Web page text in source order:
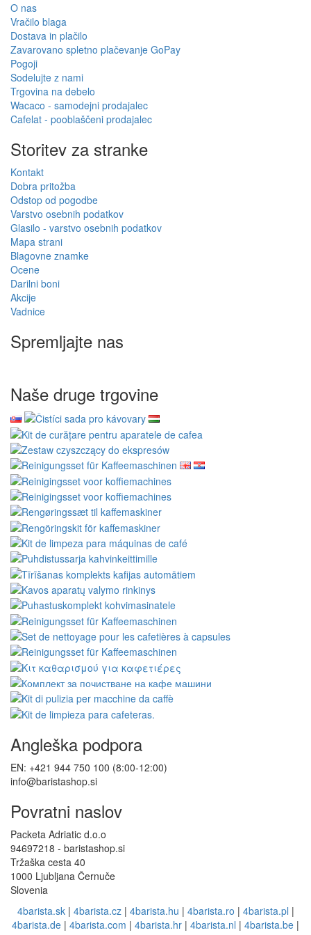
O nas
Vračilo blaga
Dostava in plačilo
Zavarovano spletno plačevanje GoPay
Pogoji
Sodelujte z nami
Trgovina na debelo
Wacaco - samodejni prodajalec
Cafelat - pooblaščeni prodajalec
Storitev za stranke
Kontakt
Dobra pritožba
Odstop od pogodbe
Varstvo osebnih podatkov
Glasilo - varstvo osebnih podatkov
Mapa strani
Blagovne znamke
Ocene
Darilni boni
Akcije
Vadnice
Spremljajte nas
Naše druge trgovine
Angleška podpora
EN: +421 944 750 100 (8:00-12:00)
info@baristashop.si
Povratni naslov
Packeta Adriatic d.o.o
94697218 - baristashop.si
Tržaška cesta 40
1000 Ljubljana Černuče
Slovenia
4barista.sk| 4barista.cz| 4barista.hu | 4barista.ro | 4barista.pl |
4barista.de | 4barista.com | 4barista.hr | 4barista.nl | 4barista.be |